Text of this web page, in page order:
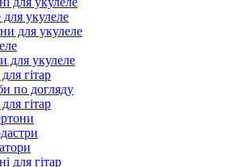
для укулеле
для укулеле
для укулеле
гітар
по догляду
гітар
для гітар